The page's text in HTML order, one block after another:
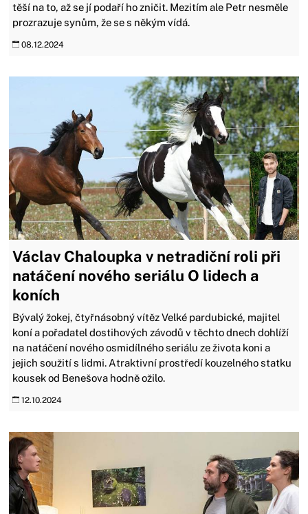
těší na to, až se jí podaří ho zničit. Mezitím ale Petr nesměle
prozrazuje synům, že se s někým vídá.
08.12.2024
Václav Chaloupka v netradiční roli při
natáčení nového seriálu O lidech a
koních
Bývalý žokej, čtyřnásobný vítěz Velké pardubické, majitel
koní a pořadatel dostihových závodů v těchto dnech dohlíží
na natáčení nového osmidílného seriálu ze života koni a
jejich soužití s lidmi. Atraktivní prostředí kouzelného statku
kousek od Benešova hodně ožilo.
12.10.2024